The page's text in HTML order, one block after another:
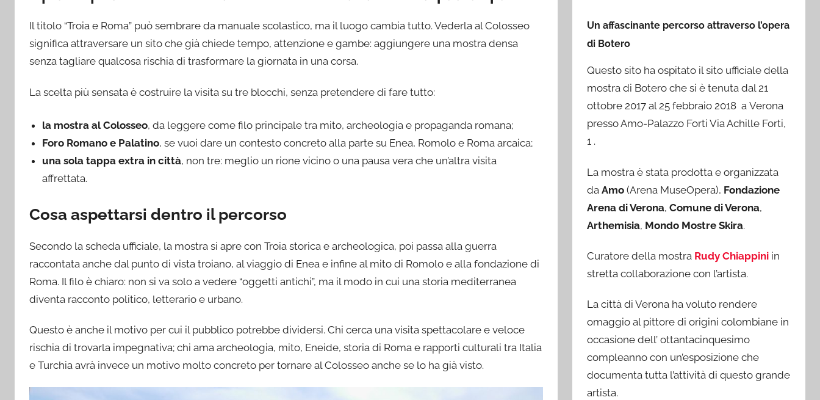
Il titolo “Troia e Roma” può sembrare da manuale scolastico, ma il luogo cambia tutto. Vederla al Colosseo
significa attraversare un sito che già chiede tempo, attenzione e gambe: aggiungere una mostra densa
senza tagliare qualcosa rischia di trasformare la giornata in una corsa.
La scelta più sensata è costruire la visita su tre blocchi, senza pretendere di fare tutto:
la mostra al Colosseo, da leggere come filo principale tra mito, archeologia e propaganda romana;
Foro Romano e Palatino, se vuoi dare un contesto concreto alla parte su Enea, Romolo e Roma arcaica;
una sola tappa extra in città, non tre: meglio un rione vicino o una pausa vera che un’altra visita
affrettata.
Cosa aspettarsi dentro il percorso
Secondo la scheda ufficiale, la mostra si apre con Troia storica e archeologica, poi passa alla guerra
raccontata anche dal punto di vista troiano, al viaggio di Enea e infine al mito di Romolo e alla fondazione di
Roma. Il filo è chiaro: non si va solo a vedere “oggetti antichi”, ma il modo in cui una storia mediterranea
diventa racconto politico, letterario e urbano.
Questo è anche il motivo per cui il pubblico potrebbe dividersi. Chi cerca una visita spettacolare e veloce
rischia di trovarla impegnativa; chi ama archeologia, mito, Eneide, storia di Roma e rapporti culturali tra Italia
e Turchia avrà invece un motivo molto concreto per tornare al Colosseo anche se lo ha già visto.
Un affascinante percorso attraverso l’opera
di Botero
Questo sito ha ospitato il sito ufficiale della
mostra di Botero che si è tenuta dal 21
ottobre 2017 al 25 febbraio 2018 a Verona
presso Amo-Palazzo Forti Via Achille Forti,
1 .
La mostra è stata prodotta e organizzata
daAmo (Arena MuseOpera), Fondazione
Arena di Verona,Comune di Verona,
Arthemisia, Mondo Mostre Skira.
Curatore della mostra Rudy Chiappini in
stretta collaborazione con l’artista.
La città di Verona ha voluto rendere
omaggio al pittore di origini colombiane in
occasione dell’ ottantacinquesimo
compleanno con un’esposizione che
documenta tutta l’attività di questo grande
artista.